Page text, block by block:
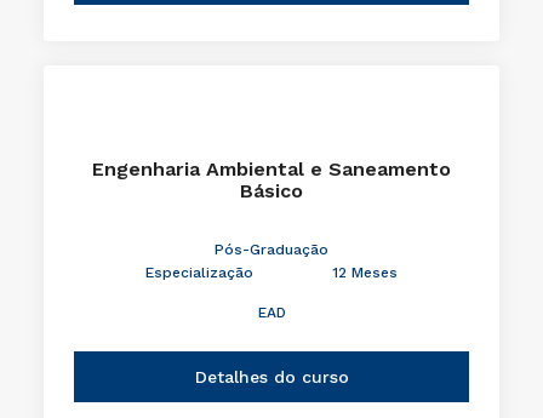
Engenharia Ambiental e Saneamento
Básico
Pós-Graduação
Especialização
12 Meses
EAD
Detalhes do curso